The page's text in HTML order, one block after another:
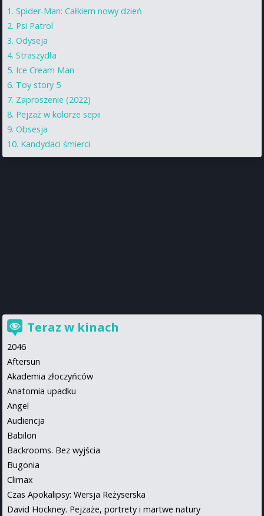
Spider-Man: Całkiem nowy dzień
Psi Patrol
Odyseja
Straszydła
Ice Cream Man
Toy story 5
Zaproszenie (2022)
Pejzaż w kolorze sepii
Obsesja
Kandydaci śmierci
Teraz w kinach
2046
Aftersun
Akademia złoczyńców
Anatomia upadku
Angel
Audiencja
Babilon
Backrooms. Bez wyjścia
Bugonia
Climax
Czas Apokalipsy: Wersja Reżyserska
David Hockney. Pejzaże, portrety i martwe natury